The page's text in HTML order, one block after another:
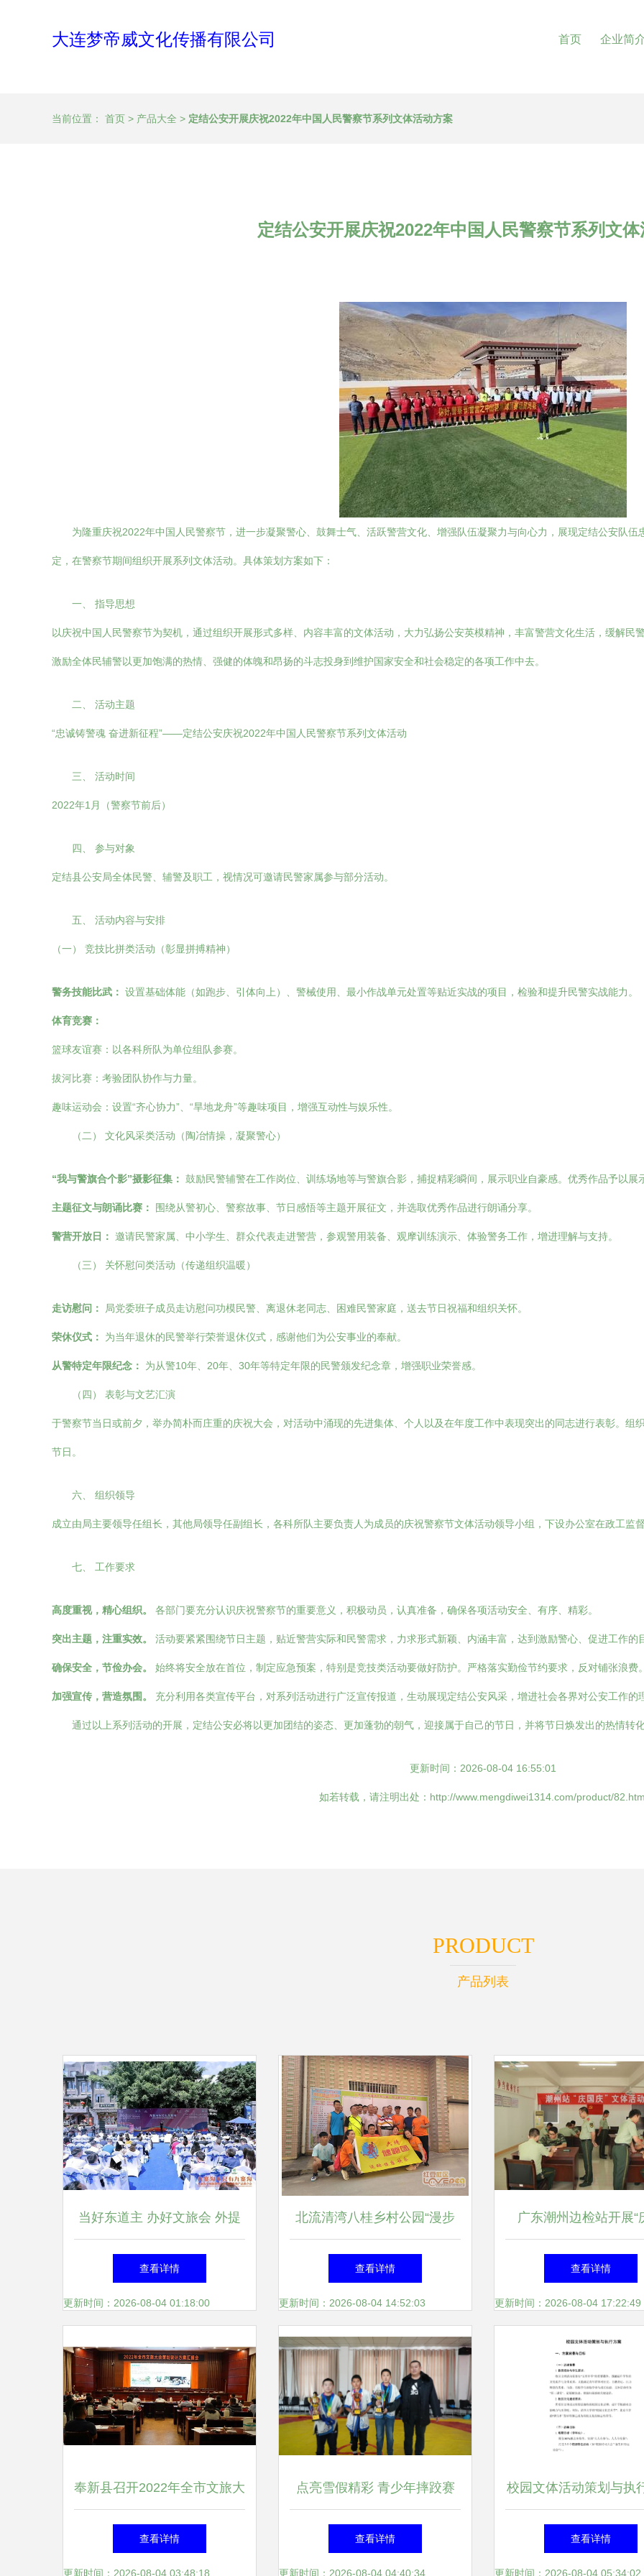
大连梦帝威文化传播有限公司 首页 企业简
当前位置： 首页 > 产品大全 > 定结公安开展庆祝2022年中国人民警察节系列文体活动方案
定结公安开展庆祝2022年中国人民警察节系列文
为隆重庆祝2022年中国人民警察节，进一步凝聚警心、鼓舞士气、活跃警营文化、增强队伍凝聚力与向心力，展现定结公安队
定，在警察节期间组织开展系列文体活动。具体策划方案如下：
一、 指导思想
以庆祝中国人民警察节为契机，通过组织开展形式多样、内容丰富的文体活动，大力弘扬公安英模精神，丰富警营文化生活，缓解
激励全体民辅警以更加饱满的热情、强健的体魄和昂扬的斗志投身到维护国家安全和社会稳定的各项工作中去。
二、 活动主题
“忠诚铸警魂 奋进新征程”——定结公安庆祝2022年中国人民警察节系列文体活动
三、 活动时间
2022年1月（警察节前后）
四、 参与对象
定结县公安局全体民警、辅警及职工，视情况可邀请民警家属参与部分活动。
五、 活动内容与安排
（一） 竞技比拼类活动（彰显拼搏精神）
警务技能比武： 设置基础体能（如跑步、引体向上）、警械使用、最小作战单元处置等贴近实战的项目，检验和提升民警实战能力。
体育竞赛：
篮球友谊赛：以各科所队为单位组队参赛。
拔河比赛：考验团队协作与力量。
趣味运动会：设置“齐心协力”、“旱地龙舟”等趣味项目，增强互动性与娱乐性。
（二） 文化风采类活动（陶冶情操，凝聚警心）
“我与警旗合个影”摄影征集： 鼓励民警辅警在工作岗位、训练场地等与警旗合影，捕捉精彩瞬间，展示职业自豪感。优秀作品予以展
主题征文与朗诵比赛： 围绕从警初心、警察故事、节日感悟等主题开展征文，并选取优秀作品进行朗诵分享。
警营开放日： 邀请民警家属、中小学生、群众代表走进警营，参观警用装备、观摩训练演示、体验警务工作，增进理解与支持。
（三） 关怀慰问类活动（传递组织温暖）
走访慰问： 局党委班子成员走访慰问功模民警、离退休老同志、困难民警家庭，送去节日祝福和组织关怀。
荣休仪式： 为当年退休的民警举行荣誉退休仪式，感谢他们为公安事业的奉献。
从警特定年限纪念： 为从警10年、20年、30年等特定年限的民警颁发纪念章，增强职业荣誉感。
（四） 表彰与文艺汇演
于警察节当日或前夕，举办简朴而庄重的庆祝大会，对活动中涌现的先进集体、个人以及在年度工作中表现突出的同志进行表彰。组
节日。
六、 组织领导
成立由局主要领导任组长，其他局领导任副组长，各科所队主要负责人为成员的庆祝警察节文体活动领导小组，下设办公室在政工监
七、 工作要求
高度重视，精心组织。 各部门要充分认识庆祝警察节的重要意义，积极动员，认真准备，确保各项活动安全、有序、精彩。
突出主题，注重实效。 活动要紧紧围绕节日主题，贴近警营实际和民警需求，力求形式新颖、内涵丰富，达到激励警心、促进工作的
确保安全，节俭办会。 始终将安全放在首位，制定应急预案，特别是竞技类活动要做好防护。严格落实勤俭节约要求，反对铺张浪费
加强宣传，营造氛围。 充分利用各类宣传平台，对系列活动进行广泛宣传报道，生动展现定结公安风采，增进社会各界对公安工作的
通过以上系列活动的开展，定结公安必将以更加团结的姿态、更加蓬勃的朝气，迎接属于自己的节日，并将节日焕发出的热情转
更新时间：2026-08-04 16:55:01
如若转载，请注明出处：http://www.mengdiwei1314.com/product/
PRODUCT
产品列表
当好东道主 办好文旅会 外提
颜值招人气 内修气质增魅力
——九寨沟县扎实做好2021全
省文旅大会筹备工作侧记
查看详情
更新时间：2026-08-04 01:18:00
北流清湾八桂乡村公园“漫步
游八桂·健康众人生”游园获大
奖活动策划方案
查看详情
更新时间：2026-08-04 14:52:03
广东潮州边检站开展“
庆”系列文体活动策划
查看详情
更新时间：2026-08-04 17:22:49
奉新县召开2022年全市文旅大
会策划设计方案汇报会，擘画
查看详情
更新时间：2026-08-04 03:48:18
点亮雪假精彩 青少年摔跤赛
事绽放冬日活力
查看详情
更新时间：2026-08-04 04:40:34
校园文体活动策划与执
略 从创意到落地的完
查看详情
更新时间：2026-08-04 05:34:02